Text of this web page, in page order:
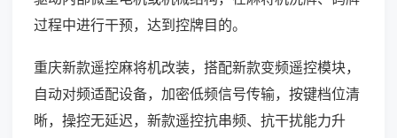
过程中进行干预，达到控牌目的。
重庆新款遥控麻将机改装，搭配新款变频遥控模块，
自动对频适配设备，加密低频信号传输，按键档位清
晰，操控无延迟，新款遥控抗串频、抗干扰能力升